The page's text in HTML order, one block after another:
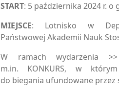
START: 5 października 2024 r. o
MIEJSCE: Lotnisko w
Państwowej Akademii Nauk
W ramach wydarzenia
m.in. KONKURS, w
do biegania ufundowane przez